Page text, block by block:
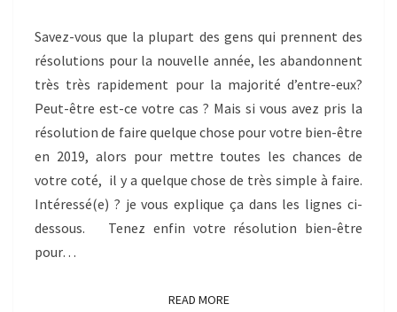
Savez-vous que la plupart des gens qui prennent des
résolutions pour la nouvelle année, les abandonnent
très très rapidement pour la majorité d’entre-eux?
Peut-être est-ce votre cas ? Mais si vous avez pris la
résolution de faire quelque chose pour votre bien-être
en 2019, alors pour mettre toutes les chances de
votre coté, il y a quelque chose de très simple à faire.
Intéressé(e) ? je vous explique ça dans les lignes ci-
dessous. Tenez enfin votre résolution bien-être
pour…
READ MOREREAD MORE